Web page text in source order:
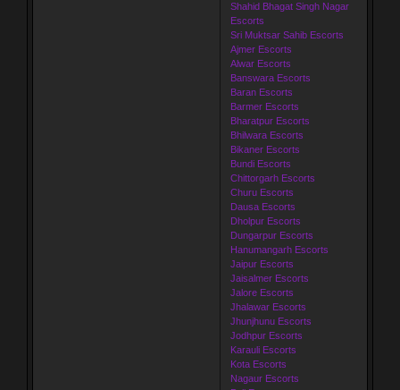
Shahid Bhagat Singh Nagar
Escorts
Sri Muktsar Sahib Escorts
Ajmer Escorts
Alwar Escorts
Banswara Escorts
Baran Escorts
Barmer Escorts
Bharatpur Escorts
Bhilwara Escorts
Bikaner Escorts
Bundi Escorts
Chittorgarh Escorts
Churu Escorts
Dausa Escorts
Dholpur Escorts
Dungarpur Escorts
Hanumangarh Escorts
Jaipur Escorts
Jaisalmer Escorts
Jalore Escorts
Jhalawar Escorts
Jhunjhunu Escorts
Jodhpur Escorts
Karauli Escorts
Kota Escorts
Nagaur Escorts